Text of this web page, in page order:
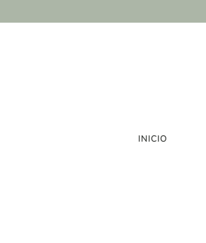
INICIO